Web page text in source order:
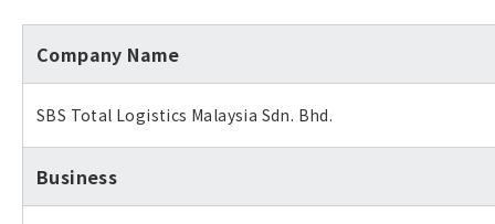
Company Name
SBS Total Logistics Malaysia Sdn. Bhd.
Business